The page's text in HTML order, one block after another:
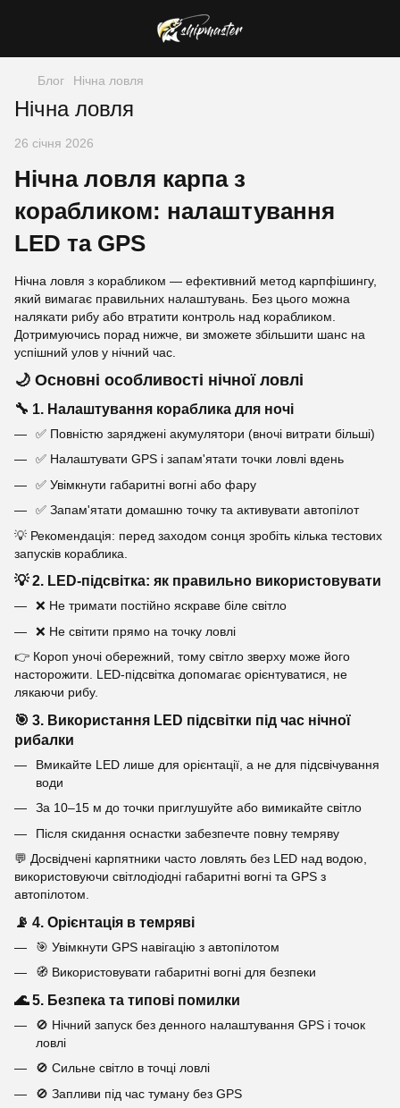
Блог Нічна ловля
Нічна ловля
26 січня 2026
Нічна ловля карпа з
корабликом: налаштування
LED та GPS
Нічна ловля з корабликом — ефективний метод карпфішингу,
який вимагає правильних налаштувань. Без цього можна
налякати рибу або втратити контроль над корабликом.
Дотримуючись порад нижче, ви зможете збільшити шанс на
успішний улов у нічний час.
🌙 Основні особливості нічної ловлі
🔧 1. Налаштування кораблика для ночі
✅ Повністю заряджені акумулятори (вночі витрати більші)
✅ Налаштувати GPS і запам'ятати точки ловлі вдень
✅ Увімкнути габаритні вогні або фару
✅ Запам'ятати домашню точку та активувати автопілот
💡 Рекомендація: перед заходом сонця зробіть кілька тестових
запусків кораблика.
💡 2. LED-підсвітка: як правильно використовувати
❌ Не тримати постійно яскраве біле світло
❌ Не світити прямо на точку ловлі
👉 Короп уночі обережний, тому світло зверху може його
насторожити. LED-підсвітка допомагає орієнтуватися, не
лякаючи рибу.
🎯 3. Використання LED підсвітки під час нічної
рибалки
Вмикайте LED лише для орієнтації, а не для підсвічування
води
За 10–15 м до точки приглушуйте або вимикайте світло
Після скидання оснастки забезпечте повну темряву
💬 Досвідчені карпятники часто ловлять без LED над водою,
використовуючи світлодіодні габаритні вогні та GPS з
автопілотом.
📡 4. Орієнтація в темряві
🎯 Увімкнути GPS навігацію з автопілотом
🧭 Використовувати габаритні вогні для безпеки
🌊 5. Безпека та типові помилки
🚫 Нічний запуск без денного налаштування GPS і точок
ловлі
🚫 Сильне світло в точці ловлі
🚫 Запливи під час туману без GPS